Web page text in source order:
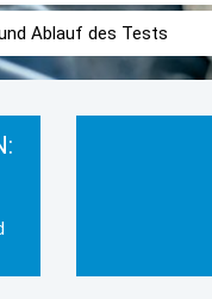
Ablauf des Tests